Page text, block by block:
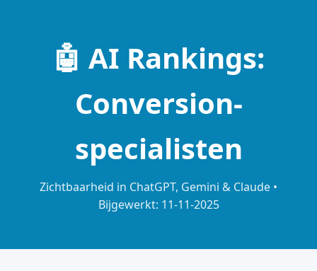
🤖 AI Rankings:
Conversion-
specialisten
Zichtbaarheid in ChatGPT, Gemini & Claude •
Bijgewerkt: 11-11-2025